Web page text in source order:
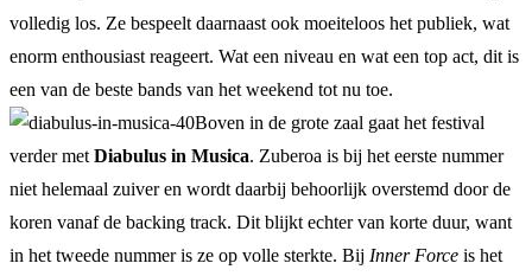
volledig los. Ze bespeelt daarnaast ook moeiteloos het publiek, wat
enorm enthousiast reageert. Wat een niveau en wat een top act, dit is
een van de beste bands van het weekend tot nu toe.
Boven in de grote zaal gaat het festival
verder met Diabulus in Musica. Zuberoa is bij het eerste nummer
niet helemaal zuiver en wordt daarbij behoorlijk overstemd door de
koren vanaf de backing track. Dit blijkt echter van korte duur, want
in het tweede nummer is ze op volle sterkte. Bij Inner Force is het